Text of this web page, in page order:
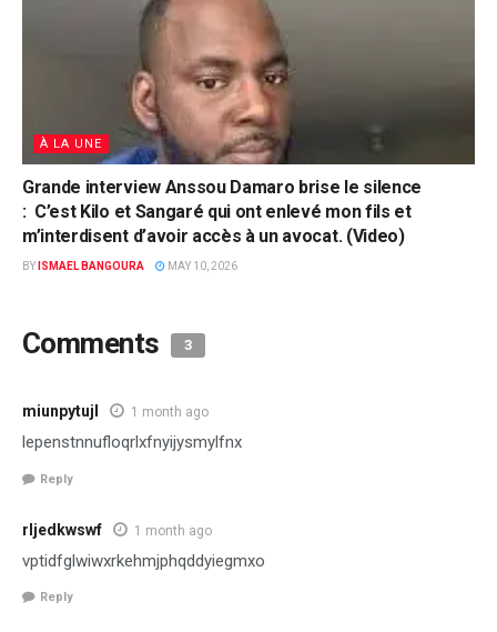
À LA UNE
Grande interview Anssou Damaro brise le silence
: C’est Kilo et Sangaré qui ont enlevé mon fils et
m’interdisent d’avoir accès à un avocat. (Video)
BY ISMAEL BANGOURA MAY 10, 2026
Comments 3
miunpytujl 1 month ago
lepenstnnufloqrlxfnyijysmylfnx
Reply
rljedkwswf 1 month ago
vptidfglwiwxrkehmjphqddyiegmxo
Reply